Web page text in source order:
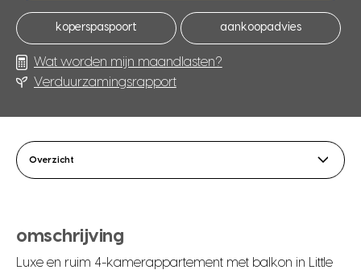
koperspaspoort aankoopadvies
Wat worden mijn maandlasten?
Verduurzamingsrapport
Overzicht
omschrijving
Luxe en ruim 4-kamerappartement met balkon in Little